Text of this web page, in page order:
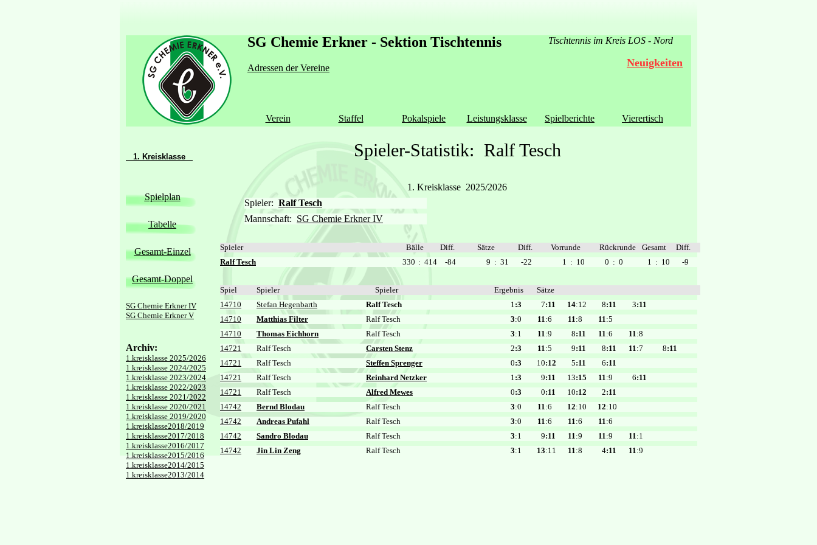
Tischtennis im Kreis LOS - Nord
SG Chemie Erkner - Sektion Tischtennis
Adressen der Vereine
Verein Staffel Pokalspiele Leistungsklasse Spielberichte Vierertisch
Neuigkeiten
1. Kreisklasse
Spielplan
Tabelle
Gesamt-Einzel
Gesamt-Doppel
SG Chemie Erkner IV
SG Chemie Erkner V
Archiv:
1.kreisklasse 2025/2026
1.kreisklasse 2024/2025
1.kreisklasse 2023/2024
1.kreisklasse 2022/2023
1.kreisklasse 2021/2022
1.kreisklasse 2020/2021
1.kreisklasse 2019/2020
1.kreisklasse2018/2019
1.kreisklasse2017/2018
1.kreisklasse2016/2017
1.kreisklasse2015/2016
1.kreisklasse2014/2015
1.kreisklasse2013/2014
Spieler-Statistik: Ralf Tesch
1. Kreisklasse 2025/2026
Spieler: Ralf Tesch
Mannschaft: SG Chemie Erkner IV
Spieler Bälle Diff. Sätze Diff. Vorrunde Rückrunde Gesamt
Diff.
Ralf Tesch
330 : 414 -84 9 : 31 -22 1 : 10 0 : 0 1 : 10 -9
Spiel Spieler Spieler Ergebnis
Sätze
14710
Stefan Hegenbarth Ralf Tesch 1:3 7:11 14:12 8:11 3:11
14710
Matthias Filter Ralf Tesch 3:0 11:6 11:8 11:5
14710
Thomas Eichhorn Ralf Tesch 3:1 11:9 8:11 11:6 11:8
14721
Ralf Tesch Carsten Stenz 2:3 11:5 9:11 8:11 11:7 8:11
14721
Ralf Tesch Steffen Sprenger 0:3 10:12 5:11 6:11
14721
Ralf Tesch Reinhard Netzker 1:3 9:11 13:15 11:9 6:11
14721
Ralf Tesch Alfred Mewes 0:3 0:11 10:12 2:11
14742
Bernd Blodau Ralf Tesch 3:0 11:6 12:10 12:10
14742
Andreas Pufahl Ralf Tesch 3:0 11:6 11:6 11:6
14742
Sandro Blodau Ralf Tesch 3:1 9:11 11:9 11:9 11:1
14742
Jin Lin Zeng Ralf Tesch 3:1 13:11 11:8 4:11 11:9